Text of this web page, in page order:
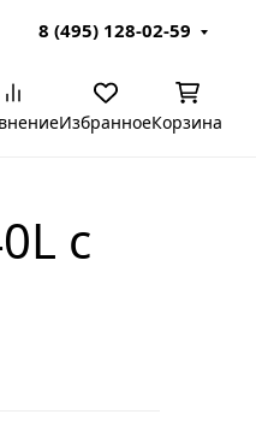
8 (495) 128-02-59
ИзбранноеКорзина
с